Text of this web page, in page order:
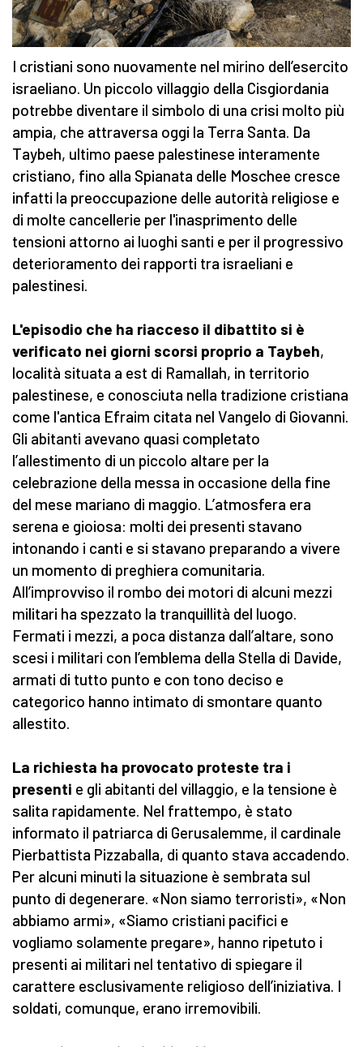
I cristiani sono nuovamente nel mirino dell’esercito
israeliano. Un piccolo villaggio della Cisgiordania
potrebbe diventare il simbolo di una crisi molto più
ampia, che attraversa oggi la Terra Santa. Da
Taybeh, ultimo paese palestinese interamente
cristiano, fino alla Spianata delle Moschee cresce
infatti la preoccupazione delle autorità religiose e
di molte cancellerie per l'inasprimento delle
tensioni attorno ai luoghi santi e per il progressivo
deterioramento dei rapporti tra israeliani e
palestinesi.
L'episodio che ha riacceso il dibattito si è
verificato nei giorni scorsi proprio a Taybeh,
località situata a est di Ramallah, in territorio
palestinese, e conosciuta nella tradizione cristiana
come l'antica Efraim citata nel Vangelo di Giovanni.
Gli abitanti avevano quasi completato
l’allestimento di un piccolo altare per la
celebrazione della messa in occasione della fine
del mese mariano di maggio. L’atmosfera era
serena e gioiosa: molti dei presenti stavano
intonando i canti e si stavano preparando a vivere
un momento di preghiera comunitaria.
All’improvviso il rombo dei motori di alcuni mezzi
militari ha spezzato la tranquillità del luogo.
Fermati i mezzi, a poca distanza dall’altare, sono
scesi i militari con l’emblema della Stella di Davide,
armati di tutto punto e con tono deciso e
categorico hanno intimato di smontare quanto
allestito.
La richiesta ha provocato proteste tra i
presenti e gli abitanti del villaggio, e la tensione è
salita rapidamente. Nel frattempo, è stato
informato il patriarca di Gerusalemme, il cardinale
Pierbattista Pizzaballa, di quanto stava accadendo.
Per alcuni minuti la situazione è sembrata sul
punto di degenerare. «Non siamo terroristi», «Non
abbiamo armi», «Siamo cristiani pacifici e
vogliamo solamente pregare», hanno ripetuto i
presenti ai militari nel tentativo di spiegare il
carattere esclusivamente religioso dell’iniziativa. I
soldati, comunque, erano irremovibili.